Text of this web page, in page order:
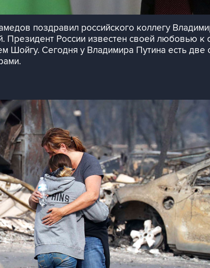
поздравил российского коллегу
Президент России известен своей любовью
Шойгу. Сегодня у Владимира Путина есть две